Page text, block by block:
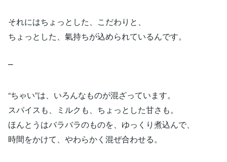
それにはちょっとした、こだわりと、
ちょっとした、氣持ちが込められているんです。
⎻
“ちゃい”は、いろんなものが混ざっています。
スパイスも、ミルクも、ちょっとした甘さも。
ほんとうはバラバラのものを、ゆっくり煮込んで、
時間をかけて、やわらかく混ぜ合わせる。